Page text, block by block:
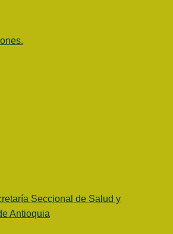
Seccional de Salud y
Antioquia